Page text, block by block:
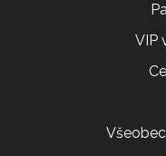
VIP